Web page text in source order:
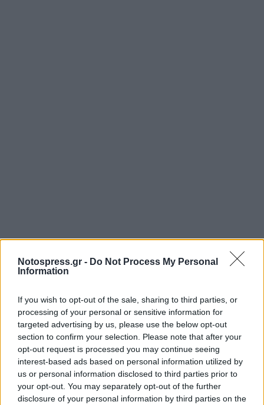
Notospress.gr - Do Not Process My Personal
Information
If you wish to opt-out of the sale, sharing to third parties, or
processing of your personal or sensitive information for
targeted advertising by us, please use the below opt-out
section to confirm your selection. Please note that after your
opt-out request is processed you may continue seeing
interest-based ads based on personal information utilized by
us or personal information disclosed to third parties prior to
your opt-out. You may separately opt-out of the further
disclosure of your personal information by third parties on the
Σχετικά Άρθρα